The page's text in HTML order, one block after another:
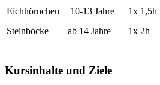
Eichhörnchen
10-13 Jahre
1x 1,5h
Steinböcke
ab 14 Jahre 1x 2h
Kursinhalte und Ziele